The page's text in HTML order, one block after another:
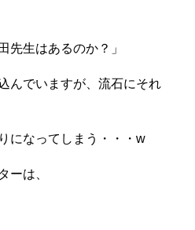
先生はあるのか？」
んでいますが、流石にそれ
になってしまう・・・w
ーは、